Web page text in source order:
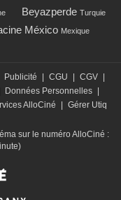
Beyazperde Turquie
México Mexique
Publicité CGU CGV
Données Personnelles
AlloCiné
Gérer Utiq
sur le numéro AlloCiné :